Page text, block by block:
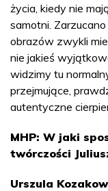
życia, kiedy nie
samotni.
obrazów zwykli
nie jakieś
widzimy tu
przejmujące,
autentyczne
MHP: W jaki
twórczości
Urszula